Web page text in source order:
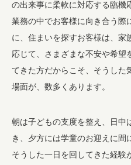
の出来事に柔軟に対応する臨機
業務の中でお客様に向き合う際
に、住まいを探すお客様は、家
応じて、さまざまな不安や希望
てきた方だからこそ、そうした
場面が、数多くあります。
朝は子どもの支度を整え、日中
き、夕方には学童のお迎えに間
そうした一日を回してきた経験